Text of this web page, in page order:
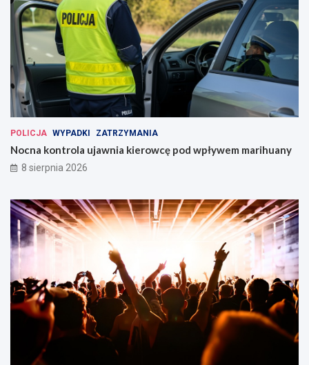
POLICJA WYPADKI ZATRZYMANIA
Nocna kontrola ujawnia kierowcę pod wpływem marihuany
8 sierpnia 2026